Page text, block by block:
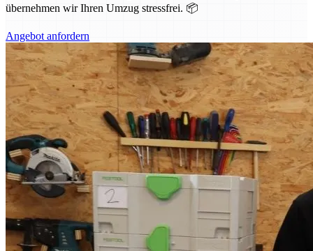
übernehmen wir Ihren Umzug stressfrei. 📦
Angebot anfordern